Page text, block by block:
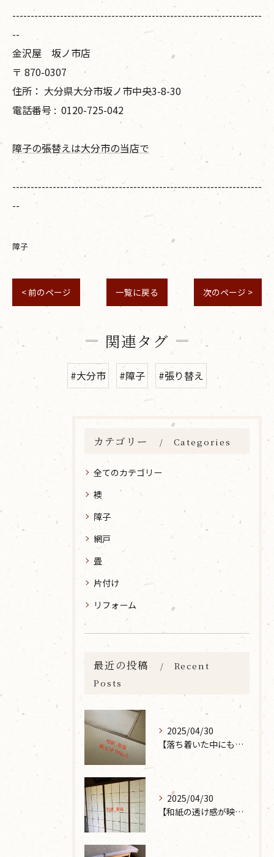
--------------------------------------------------------------------
--
金沢屋 坂ノ市店
〒 870-0307
住所： 大分県大分市坂ノ市中央3-8-30
電話番号 : 0120-725-042
障子の張替えは大分市の当店で
--------------------------------------------------------------------
--
障子
< 前のページ 一覧に戻る 次のページ >
関連タグ
#大分市 #障子 #張り替え
カテゴリー Categories
全てのカテゴリー
襖
障子
網戸
畳
片付け
リフォーム
最近の投稿
Recent
Posts
2025/04/30
【落ち着いた中にも華やかな雰囲気を】大分市で畳の表替えなら 張替本舗 金沢屋 坂ノ市店へ
2025/04/30
【和紙の透け感が映えるとても素敵な空間に】大分市で障子の張り替えなら 張替本舗 金沢屋 坂ノ市店へ